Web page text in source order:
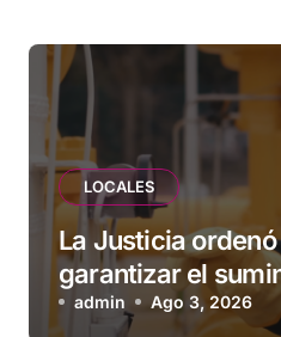
LOCALES
La Justicia
garantizar el
una familia de
admin Ago 3, 2026